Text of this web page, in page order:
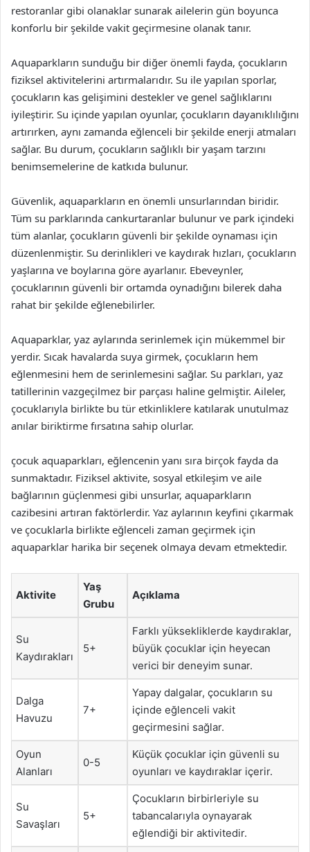
restoranlar gibi olanaklar sunarak ailelerin gün boyunca
konforlu bir şekilde vakit geçirmesine olanak tanır.
Aquaparkların sunduğu bir diğer önemli fayda, çocukların
fiziksel aktivitelerini artırmalarıdır. Su ile yapılan sporlar,
çocukların kas gelişimini destekler ve genel sağlıklarını
iyileştirir. Su içinde yapılan oyunlar, çocukların dayanıklılığını
artırırken, aynı zamanda eğlenceli bir şekilde enerji atmaları
sağlar. Bu durum, çocukların sağlıklı bir yaşam tarzını
benimsemelerine de katkıda bulunur.
Güvenlik, aquaparkların en önemli unsurlarından biridir.
Tüm su parklarında cankurtaranlar bulunur ve park içindeki
tüm alanlar, çocukların güvenli bir şekilde oynaması için
düzenlenmiştir. Su derinlikleri ve kaydırak hızları, çocukların
yaşlarına ve boylarına göre ayarlanır. Ebeveynler,
çocuklarının güvenli bir ortamda oynadığını bilerek daha
rahat bir şekilde eğlenebilirler.
Aquaparklar, yaz aylarında serinlemek için mükemmel bir
yerdir. Sıcak havalarda suya girmek, çocukların hem
eğlenmesini hem de serinlemesini sağlar. Su parkları, yaz
tatillerinin vazgeçilmez bir parçası haline gelmiştir. Aileler,
çocuklarıyla birlikte bu tür etkinliklere katılarak unutulmaz
anılar biriktirme fırsatına sahip olurlar.
çocuk aquaparkları, eğlencenin yanı sıra birçok fayda da
sunmaktadır. Fiziksel aktivite, sosyal etkileşim ve aile
bağlarının güçlenmesi gibi unsurlar, aquaparkların
cazibesini artıran faktörlerdir. Yaz aylarının keyfini çıkarmak
ve çocuklarla birlikte eğlenceli zaman geçirmek için
aquaparklar harika bir seçenek olmaya devam etmektedir.
Aktivite
Yaş
Grubu
Açıklama
Su
Kaydırakları
5+
Farklı yüksekliklerde kaydıraklar,
büyük çocuklar için heyecan
verici bir deneyim sunar.
Dalga
Havuzu
7+
Yapay dalgalar, çocukların su
içinde eğlenceli vakit
geçirmesini sağlar.
Oyun
Alanları
0-5
Küçük çocuklar için güvenli su
oyunları ve kaydıraklar içerir.
Su
Savaşları
5+
Çocukların birbirleriyle su
tabancalarıyla oynayarak
eğlendiği bir aktivitedir.